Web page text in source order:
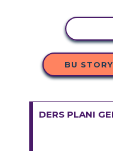
BU
DERS PLANI